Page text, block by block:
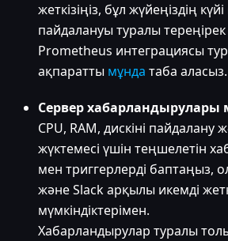
жеткізіңіз, бұл жүйеңіздің
пайдалануы туралы тереңірек
Prometheus интеграциясы
ақпаратты мұнда таба аласыз.
Сервер хабарландырулары
CPU, RAM, дискіні пайдалану
жүктемесі үшін теңшелетін
мен триггерлерді баптаңыз,
және Slack арқылы икемді
мүмкіндіктерімен.
Хабарландырулар туралы